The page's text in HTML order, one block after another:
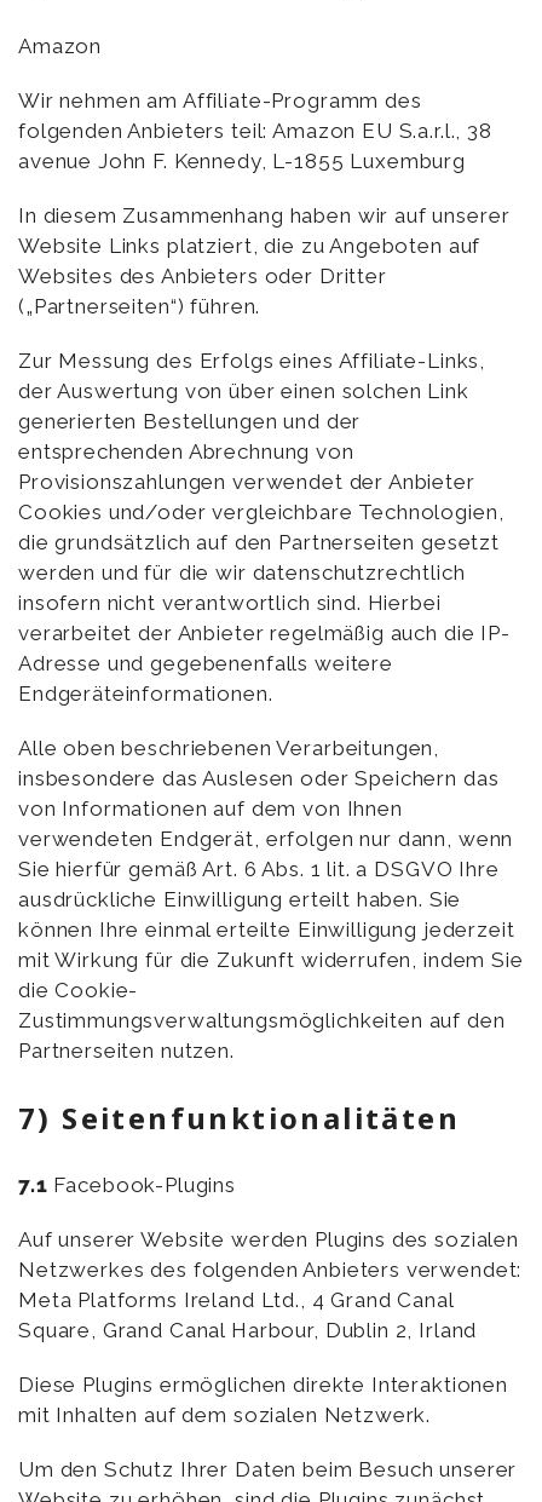
Amazon
Wir nehmen am Affiliate-Programm des
folgenden Anbieters teil: Amazon EU S.a.r.l., 38
avenue John F. Kennedy, L-1855 Luxemburg
In diesem Zusammenhang haben wir auf unserer
Website Links platziert, die zu Angeboten auf
Websites des Anbieters oder Dritter
(„Partnerseiten“) führen.
Zur Messung des Erfolgs eines Affiliate-Links,
der Auswertung von über einen solchen Link
generierten Bestellungen und der
entsprechenden Abrechnung von
Provisionszahlungen verwendet der Anbieter
Cookies und/oder vergleichbare Technologien,
die grundsätzlich auf den Partnerseiten gesetzt
werden und für die wir datenschutzrechtlich
insofern nicht verantwortlich sind. Hierbei
verarbeitet der Anbieter regelmäßig auch die IP-
Adresse und gegebenenfalls weitere
Endgeräteinformationen.
Alle oben beschriebenen Verarbeitungen,
insbesondere das Auslesen oder Speichern das
von Informationen auf dem von Ihnen
verwendeten Endgerät, erfolgen nur dann, wenn
Sie hierfür gemäß Art. 6 Abs. 1 lit. a DSGVO Ihre
ausdrückliche Einwilligung erteilt haben. Sie
können Ihre einmal erteilte Einwilligung jederzeit
mit Wirkung für die Zukunft widerrufen, indem Sie
die Cookie-
Zustimmungsverwaltungsmöglichkeiten auf den
Partnerseiten nutzen.
7) Seitenfunktionalitäten
7.1 Facebook-Plugins
Auf unserer Website werden Plugins des sozialen
Netzwerkes des folgenden Anbieters verwendet:
Meta Platforms Ireland Ltd., 4 Grand Canal
Square, Grand Canal Harbour, Dublin 2, Irland
Diese Plugins ermöglichen direkte Interaktionen
mit Inhalten auf dem sozialen Netzwerk.
Um den Schutz Ihrer Daten beim Besuch unserer